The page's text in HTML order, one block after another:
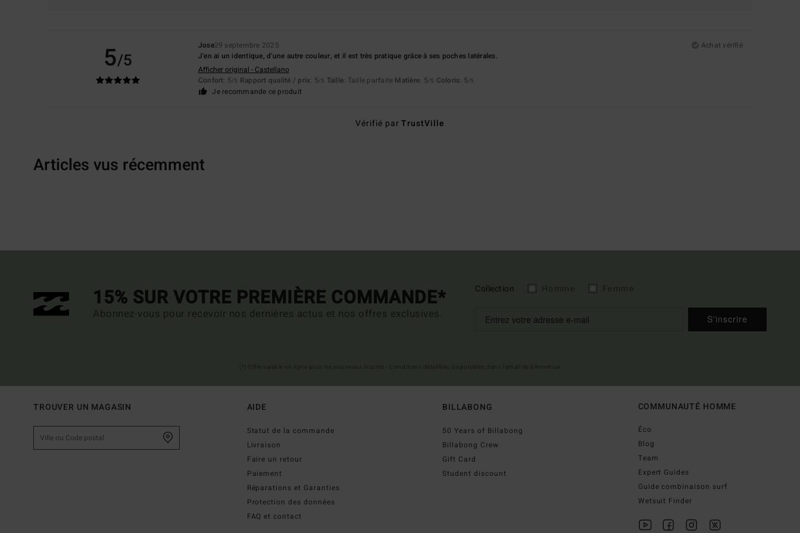
5/5
Jose29 septembre 2025
Achat vérifié
J'en ai un identique, d'une autre couleur, et il est très pratique grâce à ses poches latérales.
Afficher original - Castellano
Confort: 5/5 Rapport qualité / prix: 5/5 Taille: Taille parfaite Matière: 5/5 Coloris: 5/5
Je recommande ce produit
Vérifié parTrustVille
Articles vus récemment
15% SUR VOTRE PREMIÈRE COMMANDE*
Abonnez-vous pour recevoir nos dernières actus et nos offres exclusives.
Collection
S'inscrire
TROUVER UN MAGASIN AIDE
Statut de la commande
Livraison
Faire un retour
Paiement
Réparations et Garanties
Protection des données
FAQ et contact
BILLABONG
50 Years of Billabong
Billabong Crew
Gift Card
Student discount
COMMUNAUTÉ HOMME
Éco
Blog
Team
Expert Guides
Guide combinaison surf
Wetsuit Finder